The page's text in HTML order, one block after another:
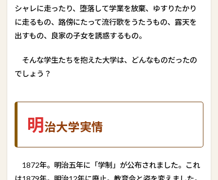
シャレに走ったり、堕落して学業を放棄、ゆすりたかり
に走るもの、路傍にたって流行歌をうたうもの、露天を
出すもの、良家の子女を誘惑するもの。
そんな学生たちを抱えた大学は、どんなものだったの
でしょう？
明 治大学実情
1872年。明治五年に「学制」が公布されました。これ